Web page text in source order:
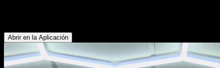
Abrir en la Aplicación